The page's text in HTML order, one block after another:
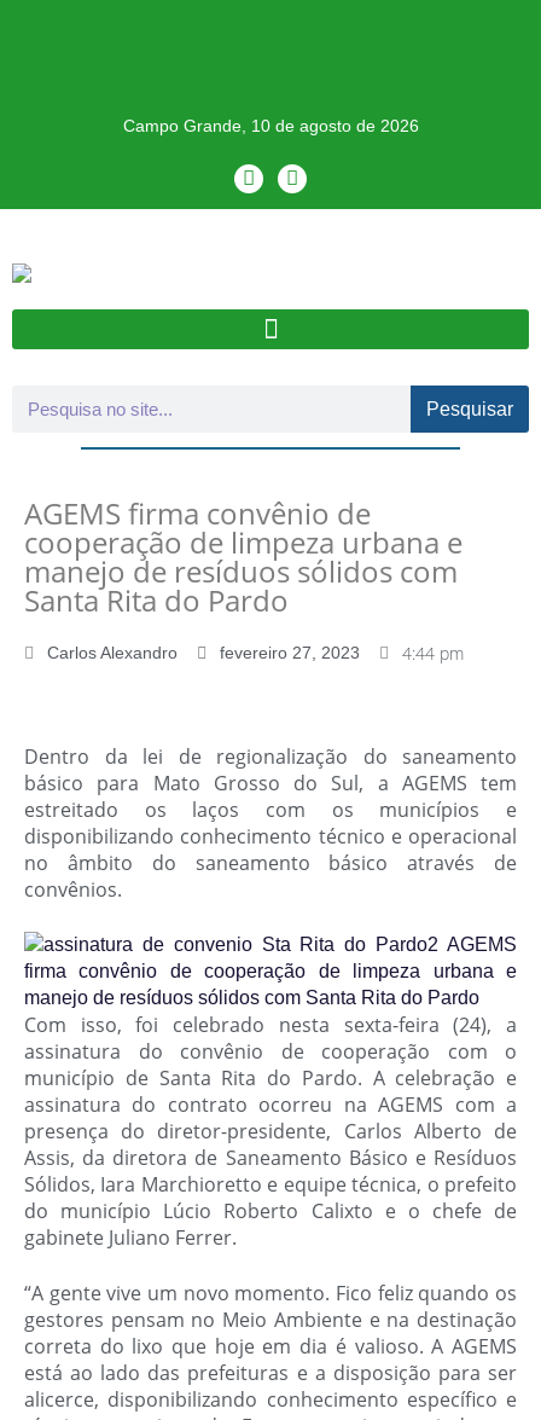
Campo Grande, 10 de agosto de 2026
Pesquisar
AGEMS firma convênio de
cooperação de limpeza urbana e
manejo de resíduos sólidos com
Santa Rita do Pardo
Carlos Alexandro fevereiro 27, 2023 4:44 pm
Dentro da lei de regionalização do saneamento
básico para Mato Grosso do Sul, a AGEMS tem
estreitado os laços com os municípios e
disponibilizando conhecimento técnico e operacional
no âmbito do saneamento básico através de
convênios.
Com isso, foi celebrado nesta sexta-feira (24), a
assinatura do convênio de cooperação com o
município de Santa Rita do Pardo. A celebração e
assinatura do contrato ocorreu na AGEMS com a
presença do diretor-presidente, Carlos Alberto de
Assis, da diretora de Saneamento Básico e Resíduos
Sólidos, Iara Marchioretto e equipe técnica, o prefeito
do município Lúcio Roberto Calixto e o chefe de
gabinete Juliano Ferrer.
“A gente vive um novo momento. Fico feliz quando os
gestores pensam no Meio Ambiente e na destinação
correta do lixo que hoje em dia é valioso. A AGEMS
está ao lado das prefeituras e a disposição para ser
alicerce, disponibilizando conhecimento específico e